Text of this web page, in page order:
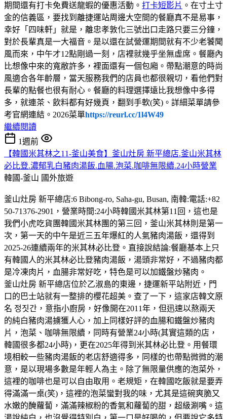
期間還有打卡免費送龍蝦的優惠活動。 打卡短影片 。在寸土寸
金的信義區，要找到離捷運站周邊大空間的餐廳真不是易事，
幸好「四味軒」就是，離忠孝敦化三號出口走路只要三分鐘，
對於長輩真是一大福音。是以還在試營運期間就有不少老饕聞
風而來，中午才12點剛過一刻，店裡就幾乎坐無虛席。餐廳內
比想像中來的寬敝許多，裡面還有一個包廂。帶點潮意的時尚
風適合各年齡層，當天服務我們的店員也都很親切，看他們對
長輩的點餐也很有耐心。餐廳的料理選擇遠比我想像中多得
多，就連茶、飲料都有好幾頁，翻到手軟(笑)。詳細菜單請參
考官網連結。2026菜單https://reurl.cc/1l4W49
繼續閱讀
1週前
【韓國米其林之11-釜山美食】釜山灶房 新平總店.釜山米其林
必比登.濃郁乳白豬肉湯飯.血腸.泡菜.咖啡無限續.24小時營業
韓國-釜山 國外旅遊
釜山灶房 新平總店:6 Bibong-ro, Saha-gu, Busan, 南韓:電話:+82
50-71376-2901，營業時間:24小時韓國米其林第11回，這也是
我們小虎吃貨團韓國米其林團的第三回，釜山米其林則是第一
次，第一天的中午是近三五年爆紅的人氣豬肉湯飯，還得到
2025-26連續兩年的米其林必比登。直接說結論:餐廳基本上只
有韓國人的米其林必比登豬肉湯飯，湯頭非常好，不過豬肉都
是冷凍肉片，血腸非常好吃，特色是可以加鐵盤炒豬肉。
釜山灶房 新平總店位於乙淑島的東邊，捷運新平站附近，門
口的巴士站就有一整排的櫻花超美。查了一下，這家店韓文原
名 정짓간，意指小廚房，好像開在2011年，但迅速以熬兩天
的純白豬肉湯擄獲人心，加上同樣好評的血腸和鐵盤炒豬肉
片，泡菜、咖啡無限續，同時有營業24小時(其實這類的店，
韓國很多都24小時)，更在2025年得到米其林必比登。用餐環
境相較一些豬肉湯飯的老店舒適得多，同樣的也帶點微微的潮
意，是以現場多數是年輕人為主。除了無限量供應的泡菜外，
這裡的咖啡也是可以自由取用。老規矩，在韓國吃飯就是要弄
得滿滿一桌(笑)，這裡的泡菜蠻對我的味，尤其是這碗爽脆又
水嫩的醃蘿蔔，滿滿辣椒粉的香氣和蘿蔔的甜，超級涮嘴。這